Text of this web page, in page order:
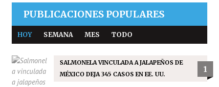
PUBLICACIONES POPULARES
HOY SEMANA MES TODO
SALMONELA VINCULADA A JALAPEÑOS DE
MÉXICO DEJA 345 CASOS EN EE. UU.
1